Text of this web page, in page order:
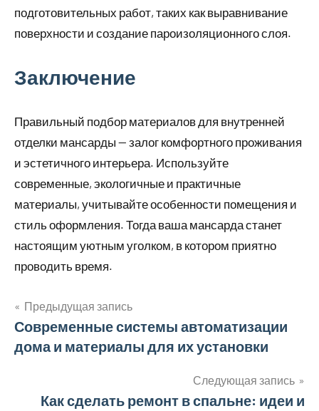
подготовительных работ, таких как выравнивание
поверхности и создание пароизоляционного слоя.
Заключение
Правильный подбор материалов для внутренней
отделки мансарды — залог комфортного проживания
и эстетичного интерьера. Используйте
современные, экологичные и практичные
материалы, учитывайте особенности помещения и
стиль оформления. Тогда ваша мансарда станет
настоящим уютным уголком, в котором приятно
проводить время.
Навигация
по
Предыдущая запись
Современные системы автоматизации
дома и материалы для их установки
Следующая запись
Как сделать ремонт в спальне: идеи и